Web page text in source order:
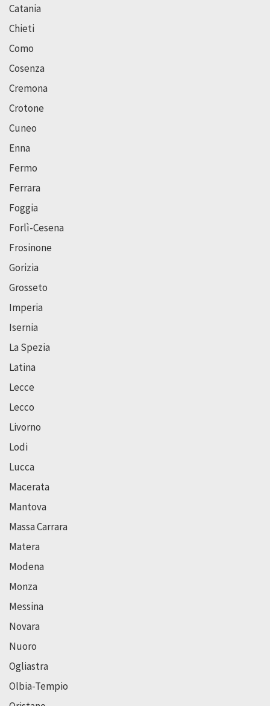
Catania
Chieti
Como
Cosenza
Cremona
Crotone
Cuneo
Enna
Fermo
Ferrara
Foggia
Forlì-Cesena
Frosinone
Gorizia
Grosseto
Imperia
Isernia
La Spezia
Latina
Lecce
Lecco
Livorno
Lodi
Lucca
Macerata
Mantova
Massa Carrara
Matera
Modena
Monza
Messina
Novara
Nuoro
Ogliastra
Olbia-Tempio